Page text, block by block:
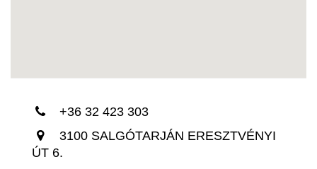
+36 32 423 303
3100 SALGÓTARJÁN ERESZTVÉNYI
ÚT 6.